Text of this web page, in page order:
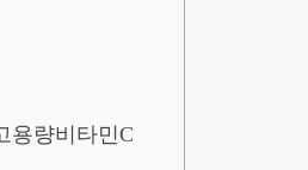
용량비타민C